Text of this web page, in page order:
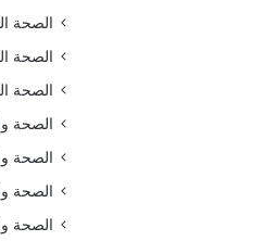
الصحة
الصحة
الصحة
الصحة
الصحة
الصحة
الصحة